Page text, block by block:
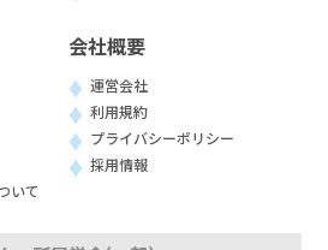
いて
会社概要
運営会社
利用規約
プライバシーポリシー
採用情報